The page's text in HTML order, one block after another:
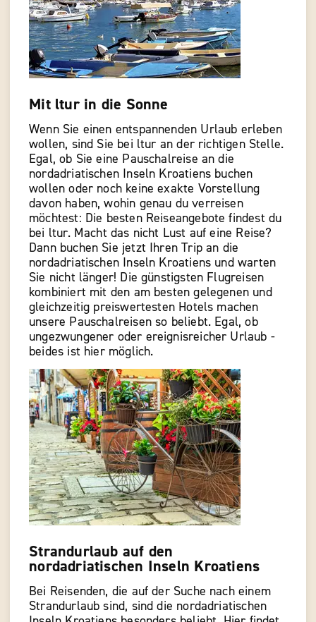
Mit ltur in die Sonne
Wenn Sie einen entspannenden Urlaub erleben
wollen, sind Sie bei ltur an der richtigen Stelle.
Egal, ob Sie eine Pauschalreise an die
nordadriatischen Inseln Kroatiens buchen
wollen oder noch keine exakte Vorstellung
davon haben, wohin genau du verreisen
möchtest: Die besten Reiseangebote findest du
bei ltur. Macht das nicht Lust auf eine Reise?
Dann buchen Sie jetzt Ihren Trip an die
nordadriatischen Inseln Kroatiens und warten
Sie nicht länger! Die günstigsten Flugreisen
kombiniert mit den am besten gelegenen und
gleichzeitig preiswertesten Hotels machen
unsere Pauschalreisen so beliebt. Egal, ob
ungezwungener oder ereignisreicher Urlaub -
beides ist hier möglich.
Strandurlaub auf den
nordadriatischen Inseln Kroatiens
Bei Reisenden, die auf der Suche nach einem
Strandurlaub sind, sind die nordadriatischen